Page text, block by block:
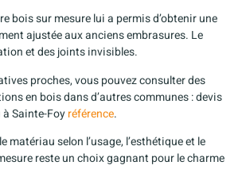
bois sur mesure lui a permis d’obtenir une
ajustée aux anciens embrasures. Le
et des joints invisibles.
proches, vous pouvez consulter des
en bois dans d’autres communes : devis
à Sainte-Foyréférence.
matériau selon l’usage, l’esthétique et le
reste un choix gagnant pour le charme